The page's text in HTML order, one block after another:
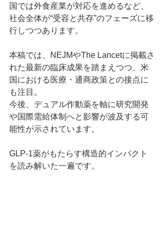
国では外食産業が対応を進めるなど、
社会全体が“受容と共存”のフェーズに移
行しつつあります。
本稿では、NEJMやThe Lancetに掲載さ
れた最新の臨床成果を踏まえつつ、米
国における医療・通商政策との接点に
も注目。
今後、デュアル作動薬を軸に研究開発
や国際需給体制へと影響が波及する可
能性が示されています。
GLP-1薬がもたらす構造的インパクト
を読み解いた一遍です。